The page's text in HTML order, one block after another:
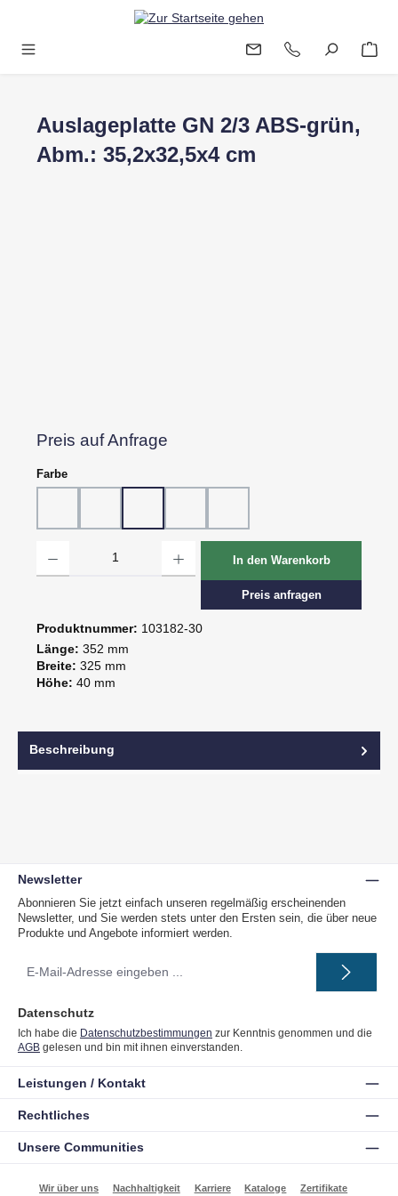
Zum Hauptinhalt springen
Auslageplatte GN 2/3 ABS-grün,
Abm.: 35,2x32,5x4 cm
Preis auf Anfrage
Farbeauswählen
In den Warenkorb
Preis anfragen
Produktnummer: 103182-30
Länge: 352 mm
Breite: 325 mm
Höhe: 40 mm
Beschreibung
Newsletter
Abonnieren Sie jetzt einfach unseren regelmäßig erscheinenden
Newsletter, und Sie werden stets unter den Ersten sein, die über neue
Produkte und Angebote informiert werden.
Mail-
Datenschutz
Ich habe die Datenschutzbestimmungen zur Kenntnis genommen und die
AGB gelesen und bin mit ihnen einverstanden.
Unsere Communities
Leistungen / Kontakt
Rechtliches
Wir über uns Nachhaltigkeit Karriere Kataloge Zertifikate